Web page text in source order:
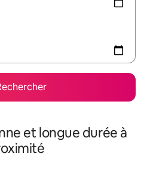
et longue durée à